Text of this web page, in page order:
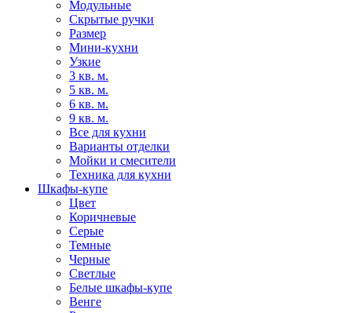
Модульные
Скрытые ручки
Размер
Мини-кухни
Узкие
3 кв. м.
5 кв. м.
6 кв. м.
9 кв. м.
Все для кухни
Варианты отделки
Мойки и смесители
Техника для кухни
Шкафы-купе
Цвет
Коричневые
Серые
Темные
Черные
Светлые
Белые шкафы-купе
Венге